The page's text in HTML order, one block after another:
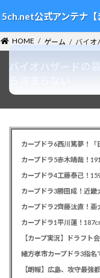
ン
テ
ン
ツ
ビ
ゲ
ー
シ
5ch.net公式アンテナ【
HOME ゲーム バイオ
バイオハザードの
カープドラ4工藤泰己！
カープドラ2齊藤汰直！亜
【カープ実況】ドラフト
【朗報】広島、攻守最強